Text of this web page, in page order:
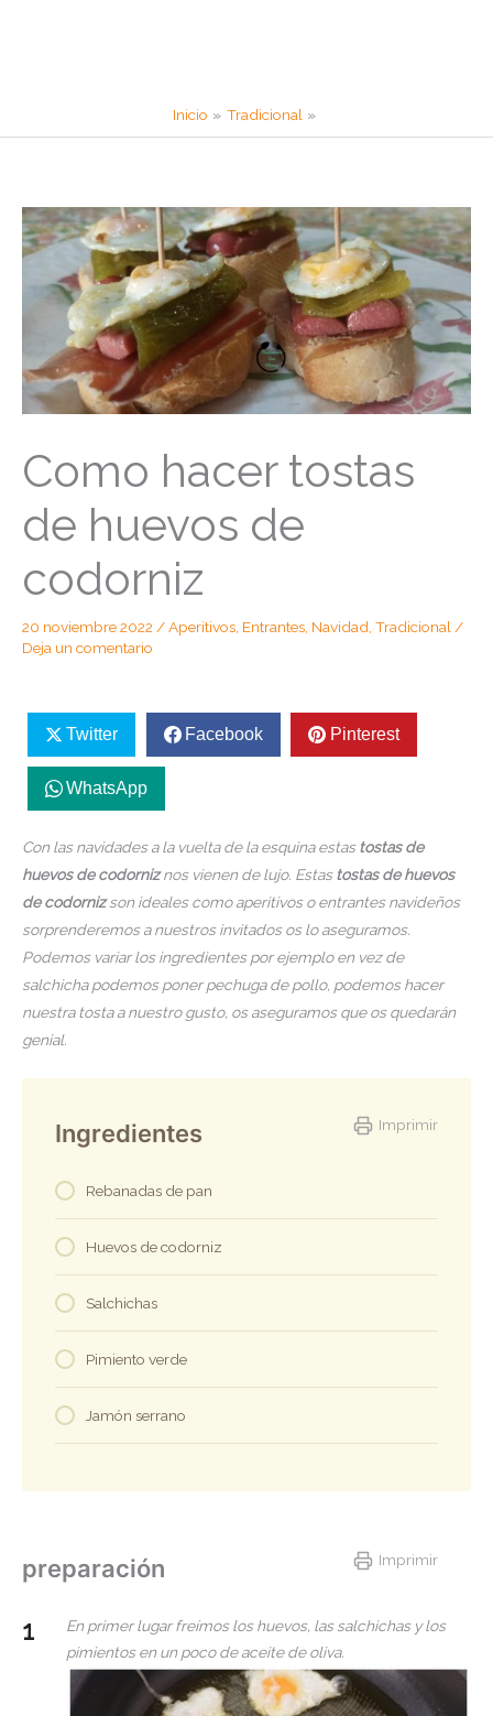
Inicio Tradicional
Como hacer tostas
de huevos de
codorniz
20 noviembre 2022 /Aperitivos, Entrantes, Navidad, Tradicional/
Deja un comentario
Twitter Facebook Pinterest
WhatsApp
Con las navidades a la vuelta de la esquina estastostas de
huevos de codorniznos vienen de lujo. Estastostas de huevos
de codornizson ideales como aperitivos o entrantes navideños
sorprenderemos a nuestros invitados os lo aseguramos.
Podemos variar los ingredientes por ejemplo en vez de
salchicha podemos poner pechuga de pollo, podemos hacer
nuestra tosta a nuestro gusto, os aseguramos que os quedarán
genial.
Imprimir
Ingredientes
Rebanadas de pan
Huevos de codorniz
Salchichas
Pimiento verde
Jamón serrano
Imprimir
preparación
En primer lugar freímos los huevos, las salchichas y los
pimientos en un poco de aceite de oliva.